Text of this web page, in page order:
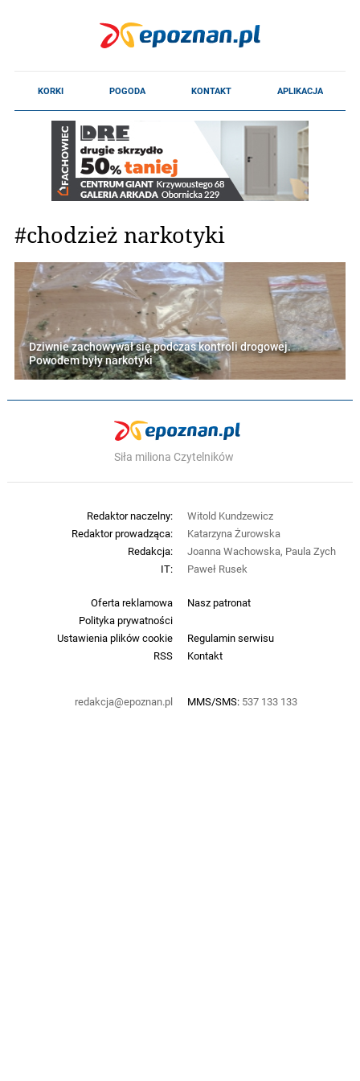
#chodzież narkotyki
Dziwnie zachowywał się podczas kontroli drogowej.
Powodem były narkotyki
Siła miliona Czytelników
Oferta reklamowa
Nasz patronat
Polityka prywatności
Ustawienia plików cookie
Regulamin serwisu
RSS
Kontakt
redakcja@epoznan.pl MMS/SMS: 537 133 133
Redaktor naczelny:
Witold Kundzewicz
Redaktor prowadząca:
Katarzyna Żurowska
Redakcja:
Joanna Wachowska, Paula Zych
IT:
Paweł Rusek